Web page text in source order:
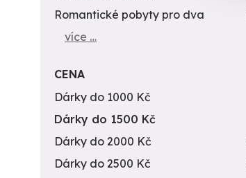
Romantické pobyty pro dva
více …
CENA
Dárky do 1000 Kč
Dárky do 1500 Kč
Dárky do 2000 Kč
Dárky do 2500 Kč